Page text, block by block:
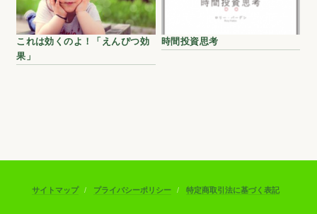
これは効くのよ！「えんぴつ効
果」
時間投資思考
サイトマップ プライバシーポリシー 特定商取引法に基づく表記